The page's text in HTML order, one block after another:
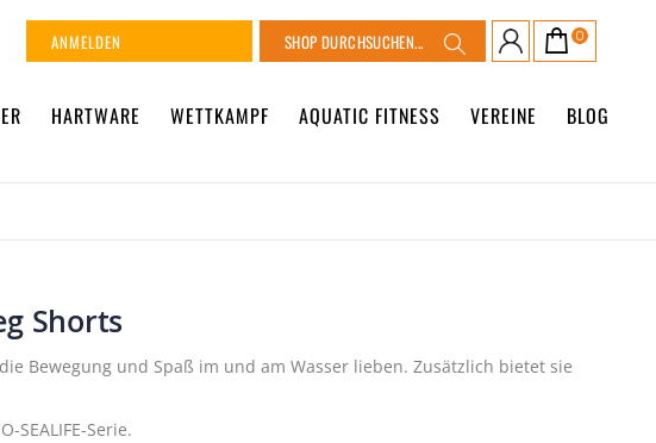
Suche
Suche Warenkorb
0
ANMELDEN
HARTWARE WETTKAMPF AQUATIC FITNESS VEREINE BLOG
Shorts
Bewegung und Spaß im und am Wasser lieben. Zusätzlich bietet sie
SEALIFE-Serie.